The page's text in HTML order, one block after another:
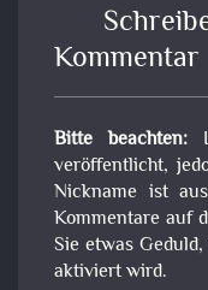
Kommentar
Bitte beachten:
veröffentlicht,
Nickname ist
Kommentare auf
Sie etwas
aktiviert wird.